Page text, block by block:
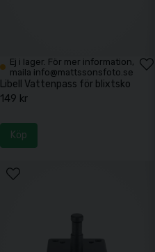
Ej i lager. För mer information,
maila info@mattssonsfoto.se
Libell Vattenpass för blixtsko
149 kr
Köp